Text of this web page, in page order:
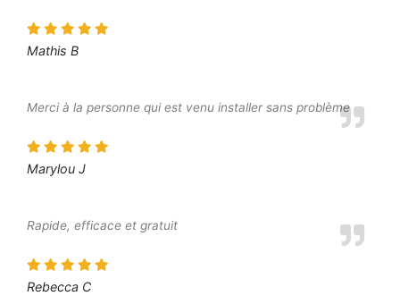
Mathis B
Merci à la personne qui est venu installer sans problème
Marylou J
Rapide, efficace et gratuit
Rebecca C